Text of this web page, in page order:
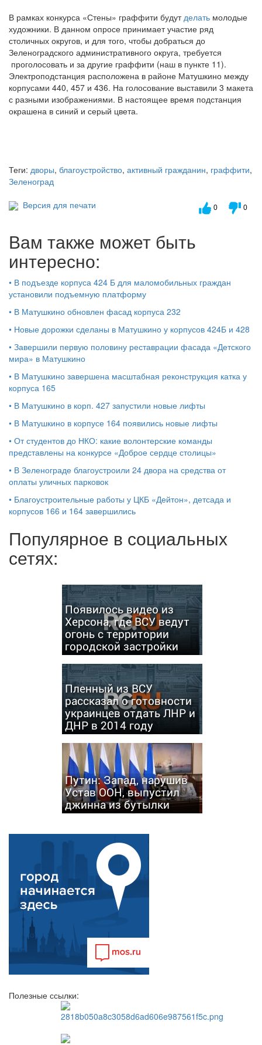
В рамках конкурса «Стены» граффити будут делать молодые
художники. В данном опросе принимает участие ряд
столичных округов, и для того, чтобы добраться до
Зеленоградского административного округа, требуется
проголосовать и за другие граффити (наш в пункте 11).
Электроподстанция расположена в районе Матушкино между
корпусами 440, 457 и 436. На голосование выставили 3 макета
с разными изображениями. В настоящее время подстанция
окрашена в синий и серый цвета.
Теги: дворы, благоустройство, активный гражданин, граффити,
Зеленоград
Версия для печати
0 0
Вам также может быть
интересно:
• В подъезде корпуса 424 Б для маломобильных граждан
установили подъемную платформу
• В Матушкино обновлен фасад корпуса 232
• Новые дорожки сделаны в Матушкино у корпусов 424Б и 428
• Завершили первую половину реставрации фасада «Детского
мира» в Матушкино
• В Матушкино завершена масштабная реконструкция катка у
корпуса 165
• В Матушкино в корп. 427 запустили новые лифты
• В Матушкино в корпусе 164 появились новые лифты
• От студентов до НКО: какие волонтерские команды
представлены на конкурсе «Доброе сердце столицы»
• В Зеленограде благоустроили 24 двора на средства от
оплаты уличных парковок
• Благоустроительные работы у ЦКБ «Дейтон», детсада и
корпусов 166 и 164 завершились
Популярное в социальных
сетях:
Появилось видео из
Херсона, где ВСУ ведут
огонь с территории
городской застройки
Пленный из ВСУ
рассказал о готовности
украинцев отдать ЛНР и
ДНР в 2014 году
Путин: Запад, нарушив
Устав ООН, выпустил
джинна из бутылки
Полезные ссылки: